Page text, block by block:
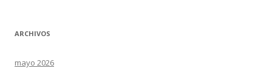
ARCHIVOS
mayo 2026